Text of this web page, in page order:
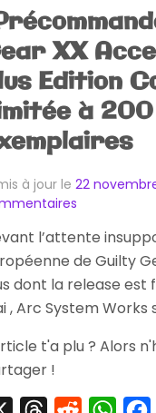
XX
Edition
à 200
à jour le 22
sur
Guilty
Gear
XX
Core
Edition
Limitée
l’attente
de Guilty
dont la release est
, Arc System Works
t'a plu ? Alors
!